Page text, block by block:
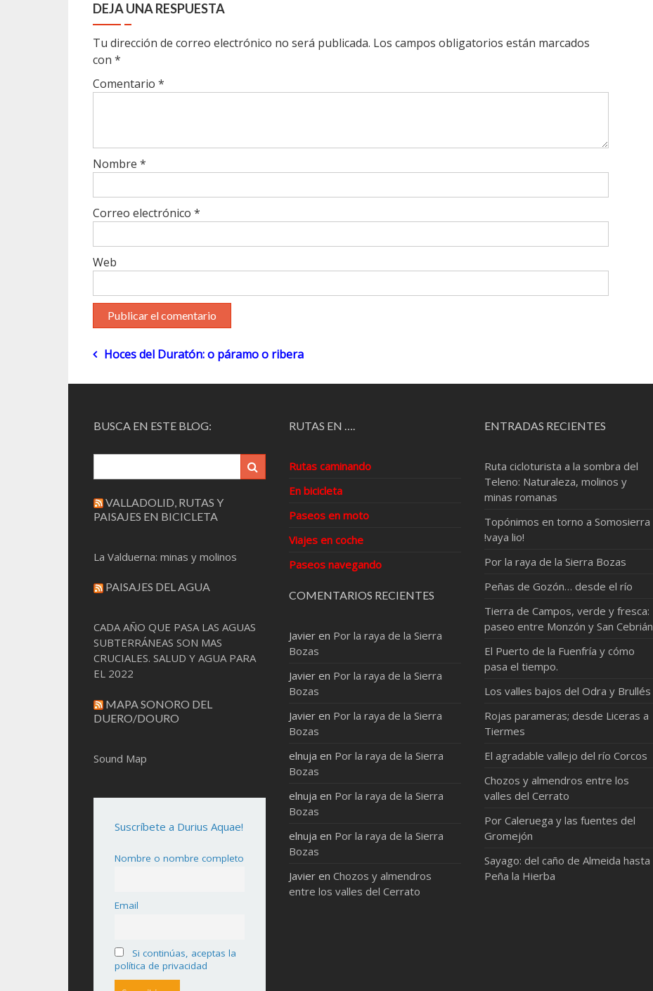
DEJA UNA RESPUESTA
Tu dirección de correo electrónico no será publicada. Los campos obligatorios están marcados
con *
Comentario *
Nombre *
Correo electrónico *
Web
Navegación
de
Hoces del Duratón: o páramo o ribera
BUSCA EN ESTE BLOG:
VALLADOLID, RUTAS Y
PAISAJES EN BICICLETA
La Valduerna: minas y molinos
PAISAJES DEL AGUA
CADA AÑO QUE PASA LAS AGUAS
SUBTERRÁNEAS SON MAS
CRUCIALES. SALUD Y AGUA PARA
EL 2022
MAPA SONORO DEL
DUERO/DOURO
Sound Map
Suscríbete a Durius Aquae!
Nombre o nombre completo
Email
Si continúas, aceptas la
política de privacidad
RUTAS EN ….
Rutas caminando
En bicicleta
Paseos en moto
Viajes en coche
Paseos navegando
COMENTARIOS RECIENTES
Javier en Por la raya de la Sierra
Bozas
Javier en Por la raya de la Sierra
Bozas
Javier en Por la raya de la Sierra
Bozas
elnuja en Por la raya de la Sierra
Bozas
elnuja en Por la raya de la Sierra
Bozas
elnuja en Por la raya de la Sierra
Bozas
Javier enChozos y almendros
entre los valles del Cerrato
ENTRADAS RECIENTES
Ruta cicloturista a la sombra del
Teleno: Naturaleza, molinos y
minas romanas
Topónimos en torno a Somosierra
!vaya lio!
Por la raya de la Sierra Bozas
Peñas de Gozón… desde el río
Tierra de Campos, verde y fresca:
paseo entre Monzón y San Cebrián
El Puerto de la Fuenfría y cómo
pasa el tiempo.
Los valles bajos del Odra y Brullés
Rojas parameras; desde Liceras a
Tiermes
El agradable vallejo del río Corcos
Chozos y almendros entre los
valles del Cerrato
Por Caleruega y las fuentes del
Gromejón
Sayago: del caño de Almeida hasta
Peña la Hierba